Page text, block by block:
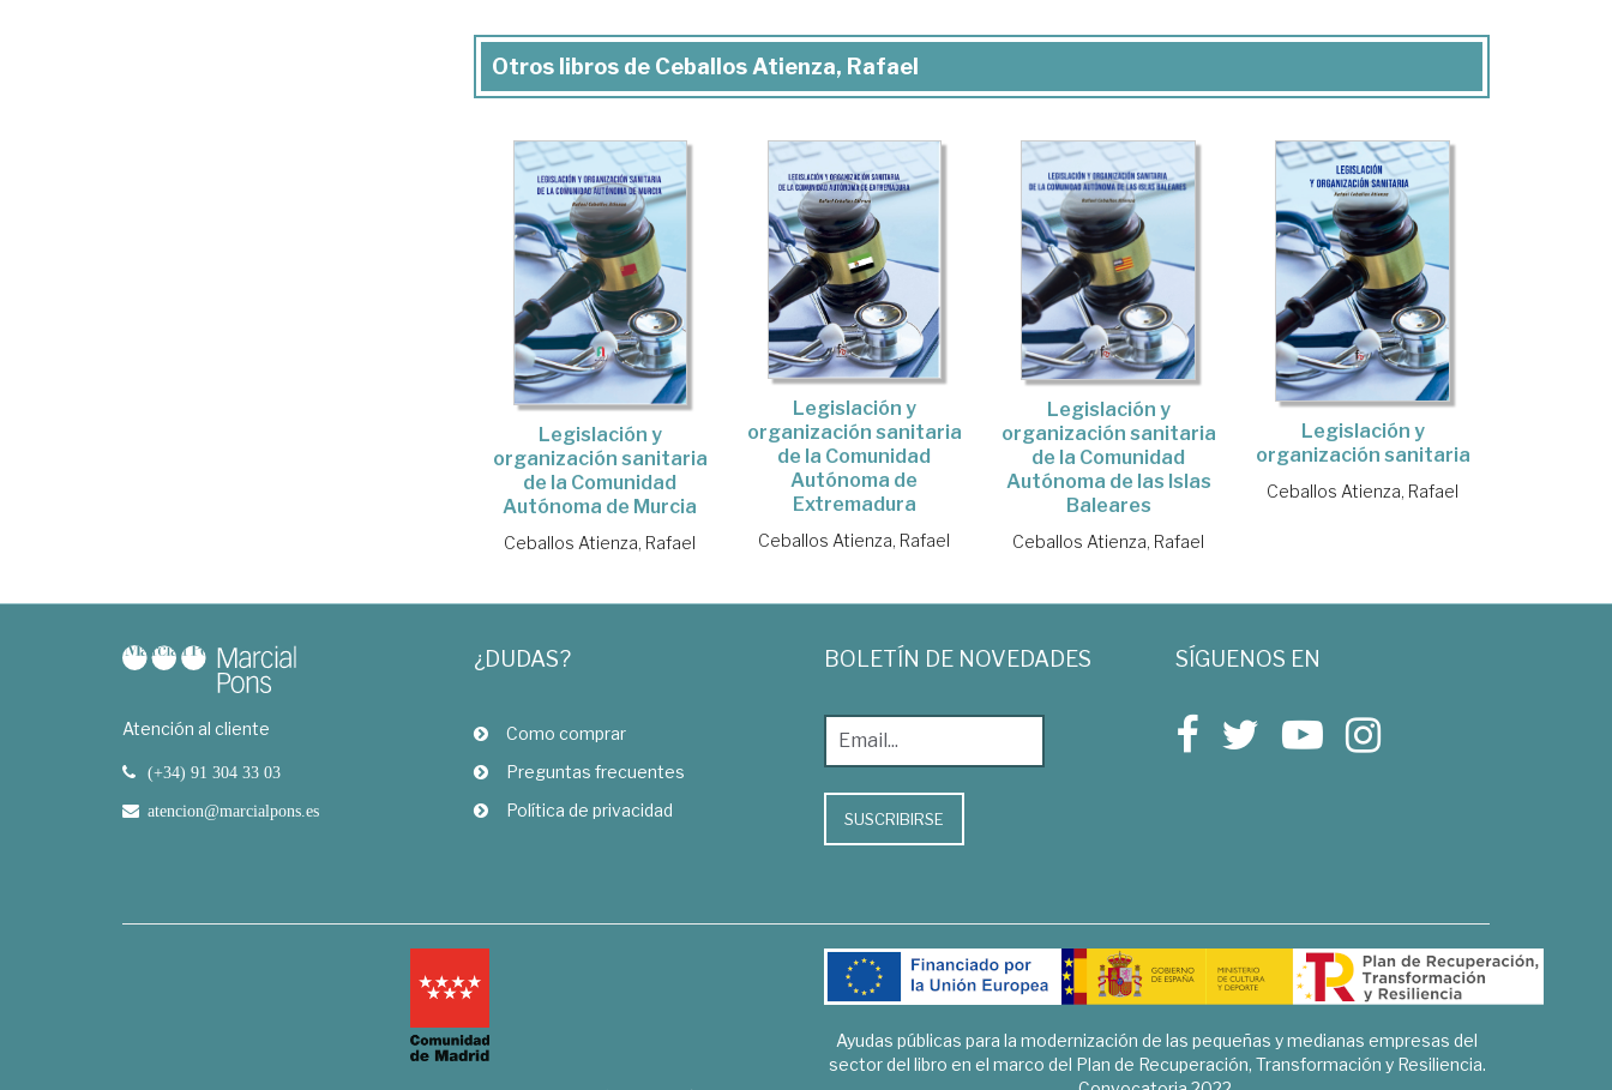
Otros libros de Ceballos Atienza, Rafael
Legislación y
organización sanitaria
de la Comunidad
Autónoma de Murcia
Ceballos Atienza, Rafael
Legislación y
organización sanitaria
de la Comunidad
Autónoma de
Extremadura
Ceballos Atienza, Rafael
Legislación y
organización sanitaria
de la Comunidad
Autónoma de las Islas
Baleares
Ceballos Atienza, Rafael
Legislación y
organización sanitaria
Ceballos Atienza, Rafael
Atención al cliente
(+34) 91 304 33 03
atencion@marcialpons.es
¿DUDAS?
Como comprar
Preguntas frecuentes
Política de privacidad
BOLETÍN DE NOVEDADES
SUSCRIBIRSE
SÍGUENOS EN
Ayudas públicas para la modernización de las pequeñas y medianas empresas del
sector del libro en el marco del Plan de Recuperación, Transformación y Resiliencia.